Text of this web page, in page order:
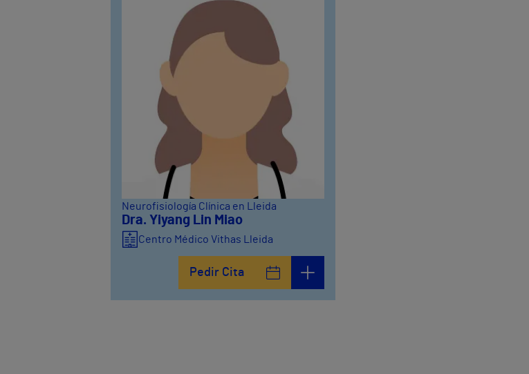
Neurofisiología Clínica en Lleida
Dra. Yiyang Lin Miao
Centro Médico Vithas Lleida
Pedir Cita